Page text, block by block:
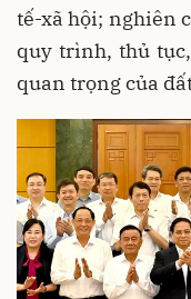
tế-xã hội; nghiên
quy trình, thủ
quan trọng của